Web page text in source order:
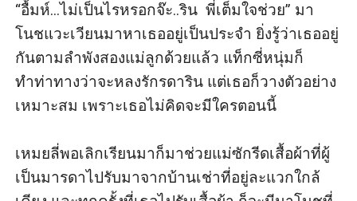
“อื้มห์...ไม่เป็นไรหรอกจ๊ะ..ริน  พี่เต็มใจช่วย” มา
โนชแวะเวียนมาหาเธออยู่เป็นประจำ ยิ่งรู้ว่าเธออยู่
กันตามลำพังสองแม่ลูกด้วยแล้ว แท็กซี่หนุ่มก็
ทำท่าทางว่าจะหลงรักรดาริน แต่เธอก็วางตัวอย่าง
เหมาะสม เพราะเธอไม่คิดจะมีใครตอนนี้
เหมยลี่พอเลิกเรียนมาก็มาช่วยแม่ซักรีดเสื้อผ้าที่ผู้
เป็นมารดาไปรับมาจากบ้านเช่าที่อยู่ละแวกใกล้